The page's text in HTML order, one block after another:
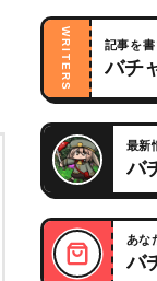
WRITERS 記事を
バチ
最新
バ
あな
バ